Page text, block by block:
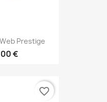
Prestige
€
favorite_border